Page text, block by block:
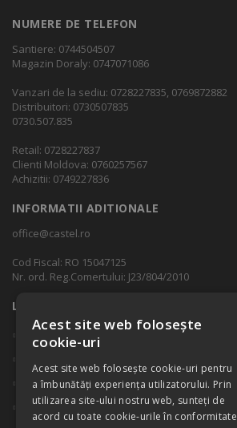
NUMERE DE TELEFON
Santiere: 0744504507
Magazin Doraly: 0747071086
Vanzari de la sediu: 0728227835, 0769872882
Distribuitori: 0730507835
0730.507.835
Retail: 0728227837
Clienti Moldova: 0760257567
Achizitii: 0749227836
INFORMATII ADITIONALE
office@castel.ro
Cod Fiscal: RO 15047125
Nr. ord. Reg.Comertului: J23/804/2010
LINK-URI RAPIDE
Despre companie
ANPC
Politica Cookie
Acest site web folosește
cookie-uri
Acest site web folosește cookie-uri pentru
a îmbunătăți experiența utilizatorului. Prin
utilizarea site-ului nostru web, sunteți de
acord cu toate cookie-urile în conformitate